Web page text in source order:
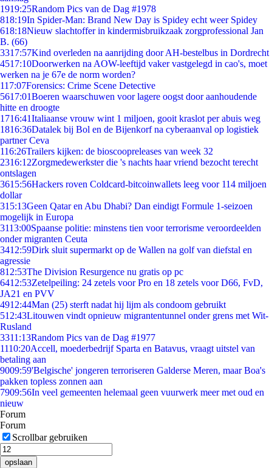
1919:25Random Pics van de Dag #1978
818:19In Spider-Man: Brand New Day is Spidey echt weer Spidey
618:18Nieuw slachtoffer in kindermisbruikzaak zorgprofessional Jan
B. (66)
3317:57Kind overleden na aanrijding door AH-bestelbus in Dordrecht
4517:10Doorwerken na AOW-leeftijd vaker vastgelegd in cao's, moet
werken na je 67e de norm worden?
117:07Forensics: Crime Scene Detective
5617:01Boeren waarschuwen voor lagere oogst door aanhoudende
hitte en droogte
1716:41Italiaanse vrouw wint 1 miljoen, gooit kraslot per abuis weg
1816:36Datalek bij Bol en de Bijenkorf na cyberaanval op logistiek
partner Ceva
116:26Trailers kijken: de bioscoopreleases van week 32
2316:12Zorgmedewerkster die 's nachts haar vriend bezocht terecht
ontslagen
3615:56Hackers roven Coldcard-bitcoinwallets leeg voor 114 miljoen
dollar
315:13Geen Qatar en Abu Dhabi? Dan eindigt Formule 1-seizoen
mogelijk in Europa
3113:00Spaanse politie: minstens tien voor terrorisme veroordeelden
onder migranten Ceuta
3412:59Dirk sluit supermarkt op de Wallen na golf van diefstal en
agressie
812:53The Division Resurgence nu gratis op pc
6412:53Zetelpeiling: 24 zetels voor Pro en 18 zetels voor D66, FvD,
JA21 en PVV
4912:44Man (25) sterft nadat hij lijm als condoom gebruikt
512:43Litouwen vindt opnieuw migrantentunnel onder grens met Wit-
Rusland
3311:13Random Pics van de Dag #1977
1110:20Accell, moederbedrijf Sparta en Batavus, vraagt uitstel van
betaling aan
9009:59'Belgische' jongeren terroriseren Galderse Meren, maar Boa's
pakken topless zonnen aan
7909:56In veel gemeenten helemaal geen vuurwerk meer met oud en
nieuw
Forum
Forum
Scrollbar gebruiken
opslaan